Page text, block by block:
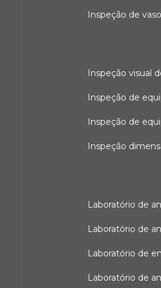
inspeção de
inspeção visual
inspeção de
inspeção de
inspeção
laboratório de
laboratório de
laboratório de
laboratório de